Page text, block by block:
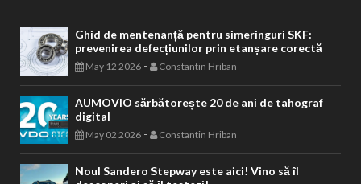
Ghid de mentenanță pentru simeringuri SKF:
prevenirea defecțiunilor prin etanșare corectă
May 12 2026 - Constantin Hriban
AUMOVIO sărbătorește 20 de ani de tahograf
digital
May 02 2026 - Constantin Hriban
Noul Sandero Stepway este aici! Vino să îl